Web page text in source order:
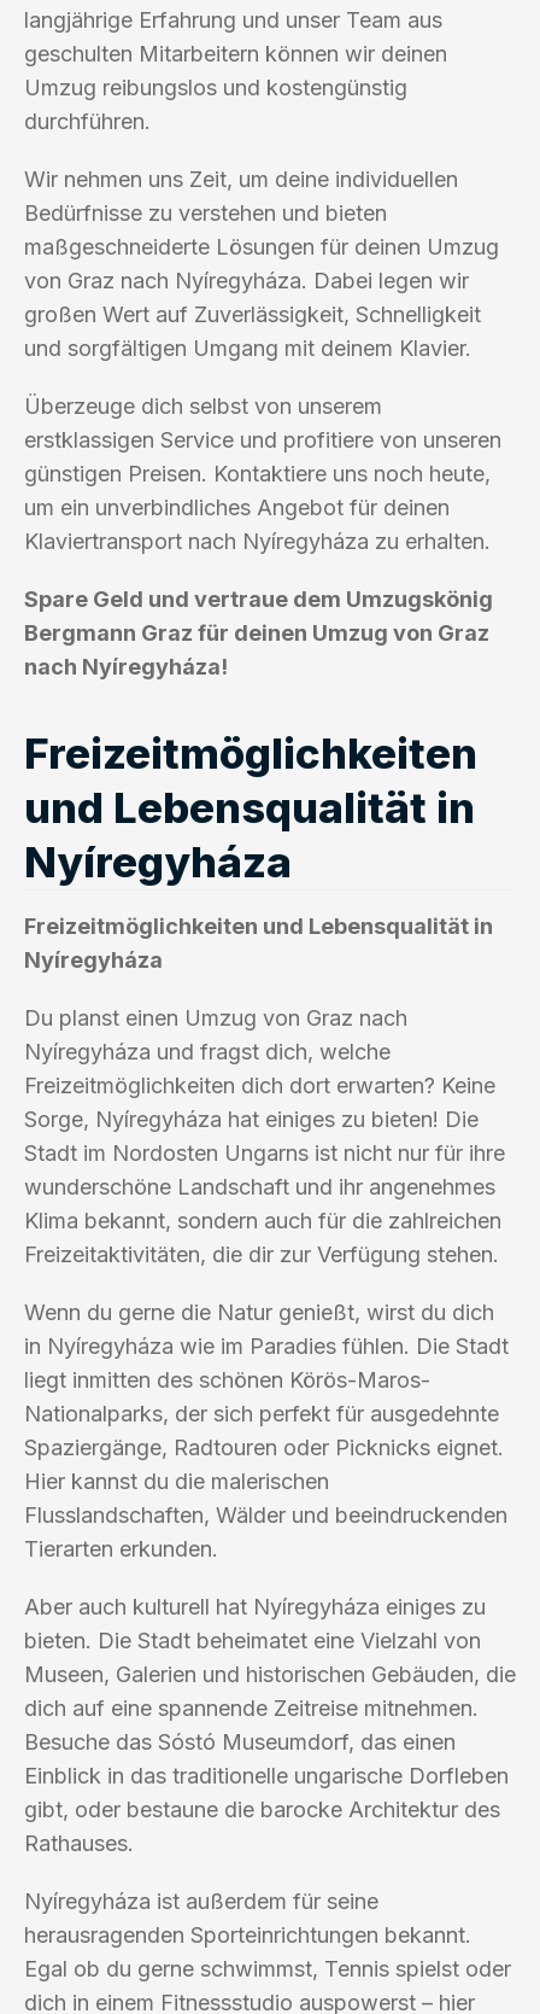
langjährige Erfahrung und unser Team aus
geschulten Mitarbeitern können wir deinen
Umzug reibungslos und kostengünstig
durchführen.
Wir nehmen uns Zeit, um deine individuellen
Bedürfnisse zu verstehen und bieten
maßgeschneiderte Lösungen für deinen Umzug
von Graz nach Nyíregyháza. Dabei legen wir
großen Wert auf Zuverlässigkeit, Schnelligkeit
und sorgfältigen Umgang mit deinem Klavier.
Überzeuge dich selbst von unserem
erstklassigen Service und profitiere von unseren
günstigen Preisen. Kontaktiere uns noch heute,
um ein unverbindliches Angebot für deinen
Klaviertransport nach Nyíregyháza zu erhalten.
Spare Geld und vertraue dem Umzugskönig
Bergmann Graz für deinen Umzug von Graz
nach Nyíregyháza!
Freizeitmöglichkeiten
und Lebensqualität in
Nyíregyháza
Freizeitmöglichkeiten und Lebensqualität in
Nyíregyháza
Du planst einen Umzug von Graz nach
Nyíregyháza und fragst dich, welche
Freizeitmöglichkeiten dich dort erwarten? Keine
Sorge, Nyíregyháza hat einiges zu bieten! Die
Stadt im Nordosten Ungarns ist nicht nur für ihre
wunderschöne Landschaft und ihr angenehmes
Klima bekannt, sondern auch für die zahlreichen
Freizeitaktivitäten, die dir zur Verfügung stehen.
Wenn du gerne die Natur genießt, wirst du dich
in Nyíregyháza wie im Paradies fühlen. Die Stadt
liegt inmitten des schönen Körös-Maros-
Nationalparks, der sich perfekt für ausgedehnte
Spaziergänge, Radtouren oder Picknicks eignet.
Hier kannst du die malerischen
Flusslandschaften, Wälder und beeindruckenden
Tierarten erkunden.
Aber auch kulturell hat Nyíregyháza einiges zu
bieten. Die Stadt beheimatet eine Vielzahl von
Museen, Galerien und historischen Gebäuden, die
dich auf eine spannende Zeitreise mitnehmen.
Besuche das Sóstó Museumdorf, das einen
Einblick in das traditionelle ungarische Dorfleben
gibt, oder bestaune die barocke Architektur des
Rathauses.
Nyíregyháza ist außerdem für seine
herausragenden Sporteinrichtungen bekannt.
Egal ob du gerne schwimmst, Tennis spielst oder
dich in einem Fitnessstudio auspowerst – hier